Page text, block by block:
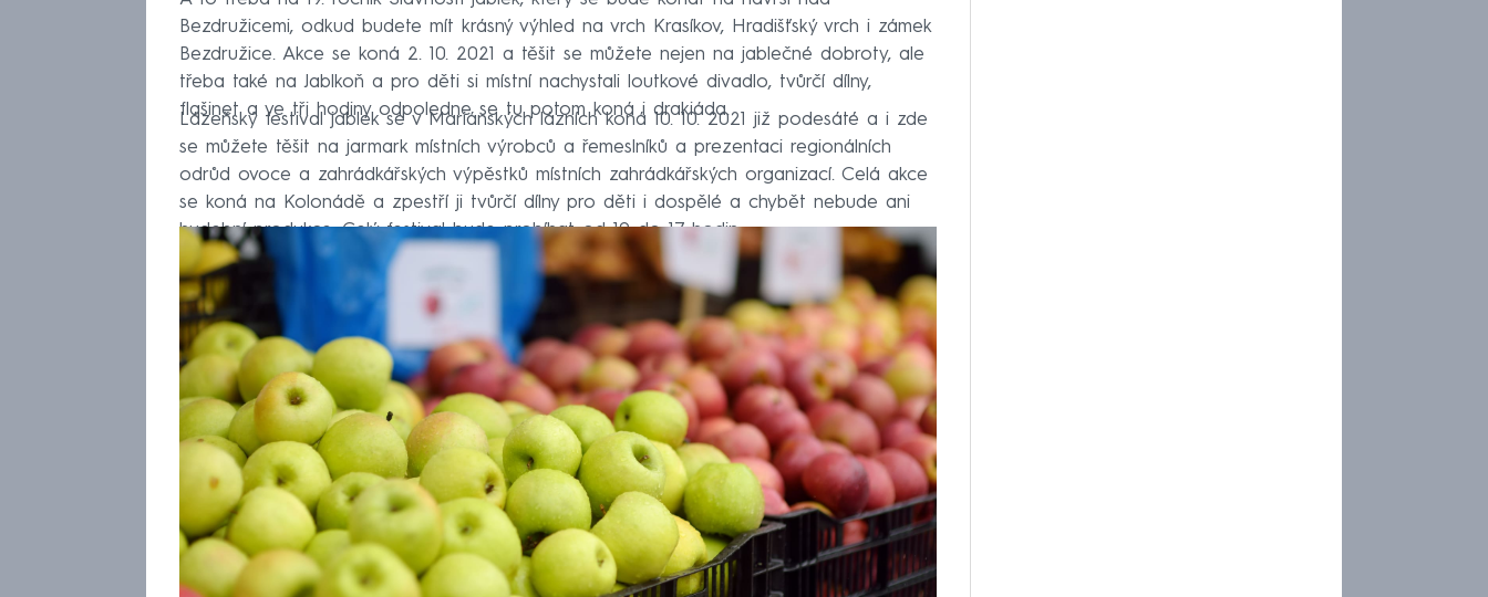
Bezdružicemi, odkud budete mít krásný výhled na vrch Krasíkov, Hradišťský vrch i zámek
Bezdružice. Akce se koná 2. 10. 2021 a těšit se můžete nejen na jablečné dobroty, ale
třeba také na Jablkoň a pro děti si místní nachystali loutkové divadlo, tvůrčí dílny,
flašinet a ve tři hodiny odpoledne se tu potom koná i drakiáda.
Lázeňský festival jablek se v Mariánských lázních koná 10. 10. 2021 již podesáté a i zde
se můžete těšit na jarmark místních výrobců a řemeslníků a prezentaci regionálních
odrůd ovoce a zahrádkářských výpěstků místních zahrádkářských organizací. Celá akce
se koná na Kolonádě a zpestří ji tvůrčí dílny pro děti i dospělé a chybět nebude ani
hudební produkce. Celý festival bude probíhat od 10 do 17 hodin.